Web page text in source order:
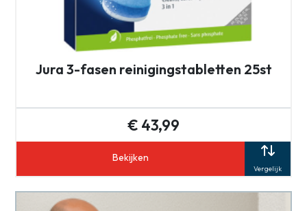
Jura 3-fasen reinigingstabletten 25st
€ 43,99
Bekijken
Vergelijk